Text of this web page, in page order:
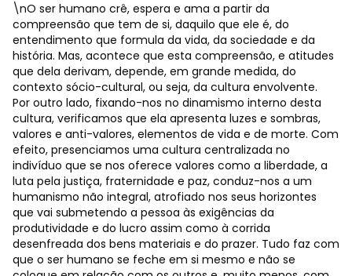
\nO ser humano crê, espera e ama a partir da
compreensão que tem de si, daquilo que ele é, do
entendimento que formula da vida, da sociedade e da
história. Mas, acontece que esta compreensão, e atitudes
que dela derivam, depende, em grande medida, do
contexto sócio-cultural, ou seja, da cultura envolvente.
Por outro lado, fixando-nos no dinamismo interno desta
cultura, verificamos que ela apresenta luzes e sombras,
valores e anti-valores, elementos de vida e de morte. Com
efeito, presenciamos uma cultura centralizada no
indivíduo que se nos oferece valores como a liberdade, a
luta pela justiça, fraternidade e paz, conduz-nos a um
humanismo não integral, atrofiado nos seus horizontes
que vai submetendo a pessoa às exigências da
produtividade e do lucro assim como à corrida
desenfreada dos bens materiais e do prazer. Tudo faz com
que o ser humano se feche em si mesmo e não se